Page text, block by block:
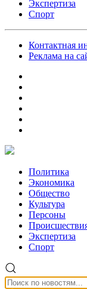
Экспертиза
Спорт
Контактная
Реклама на
Политика
Экономика
Общество
Культура
Персоны
Экспертиза
Спорт